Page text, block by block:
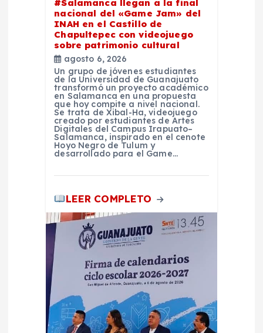
#Salamanca llegan a la final
nacional del «Game Jam» del
INAH en el Castillo de
Chapultepec con videojuego
sobre patrimonio cultural
agosto 6, 2026
Un grupo de jóvenes estudiantes
de la Universidad de Guanajuato
transformó un proyecto académico
en Salamanca en una propuesta
que hoy compite a nivel nacional.
Se trata de Xibal-Ha, videojuego
creado por estudiantes de Artes
Digitales del Campus Irapuato–
Salamanca, inspirado en el cenote
Hoyo Negro de Tulum y
desarrollado para el Game…
LEER COMPLETO